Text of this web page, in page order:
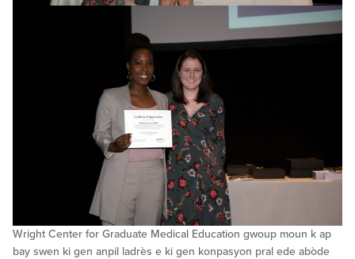
Wright Center for Graduate Medical Education gwoup moun k ap
bay swen ki gen anpil ladrès e ki gen konpasyon pral ede abòde